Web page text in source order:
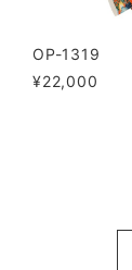
OP-1319
¥22,000